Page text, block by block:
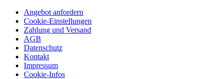
Angebot anfordern
Cookie-Einstellungen
Zahlung und Versand
AGB
Datenschutz
Kontakt
Impressum
Cookie-Infos